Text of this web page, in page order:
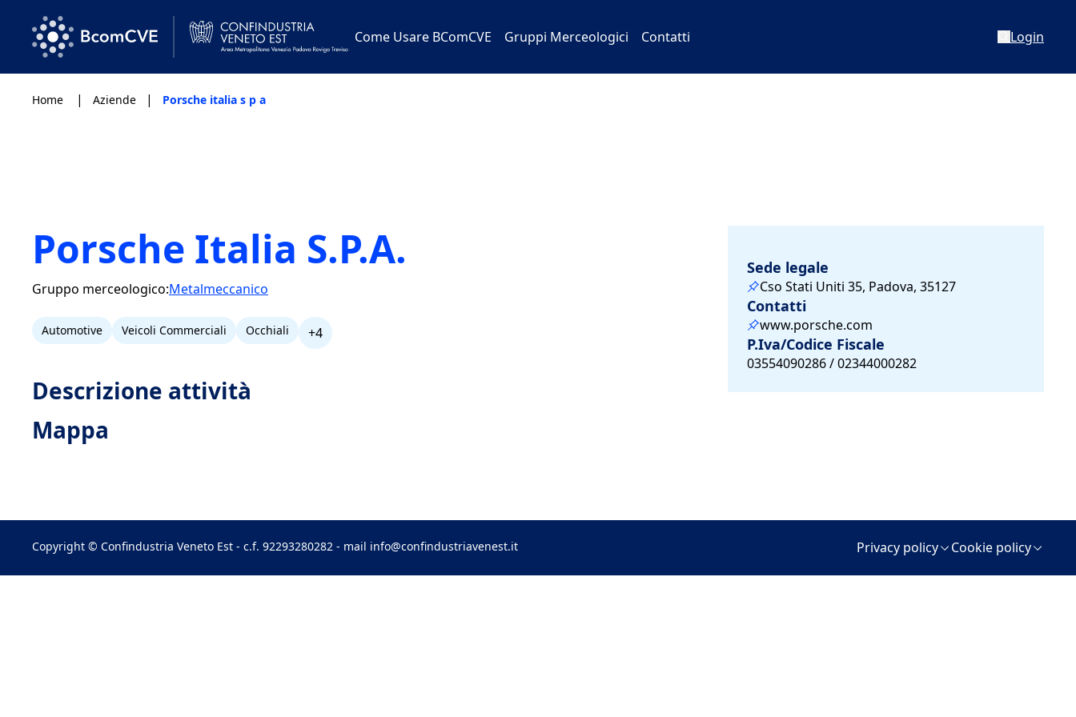
Come Usare BComCVE Gruppi Merceologici Contatti Login
Home | Aziende | Porsche italia s p a
Porsche Italia S.P.A.
Gruppo merceologico:Metalmeccanico
Automotive Veicoli Commerciali Occhiali +4
Descrizione attività
Mappa
Sede legale
Cso Stati Uniti 35, Padova, 35127
Contatti
www.porsche.com
P.Iva/Codice Fiscale
03554090286 / 02344000282
Copyright © Confindustria Veneto Est - c.f. 92293280282 - mail info@confindustriavenest.it Privacy policy Cookie policy